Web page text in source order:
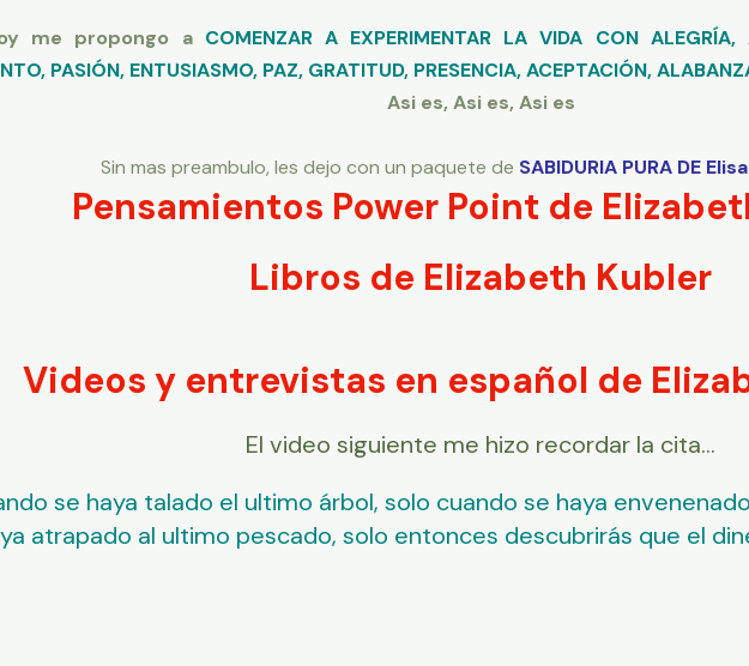
me propongo a COMENZAR A EXPERIMENTAR LA VIDA CON ALEGRÍA,
PASIÓN, ENTUSIASMO, PAZ, GRATITUD, PRESENCIA, ACEPTACIÓN,
Asi es, Asi es, Asi es
Sin mas preambulo, les dejo con un paquete de SABIDURIA PURA DE
Pensamientos Power Point de
Libros de Elizabeth Kubler
Videos y entrevistas en español de
El video siguiente me hizo recordar la cita…
se haya talado el ultimo árbol, solo cuando se haya
atrapado al ultimo pescado, solo entonces descubrirás que el